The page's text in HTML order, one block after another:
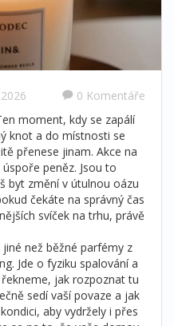
0 Komentáře
moment, kdy se zapálí
knot a do místnosti se
přenese jinam. Akce na
peněz. Jsou to
byt změní v útulnou oázu
čekáte na správný čas
svíček na trhu, právě
než běžné parfémy z
Jde o fyziku spalování a
jak rozpoznat tu
sedí vaší povaze a jak
aby vydržely i přes